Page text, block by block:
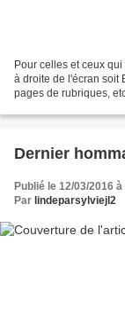
Pour celles et ceux
à droite de l'écran soit
pages de rubriques,
Dernier
Publié le 12/03/2016
Par lindeparsylviejl2